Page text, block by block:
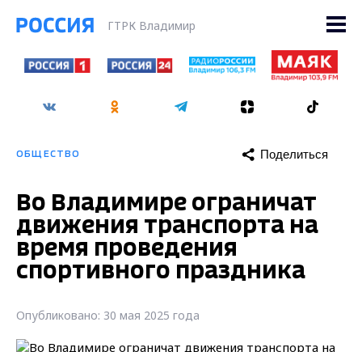
ГТРК Владимир
ОБЩЕСТВО Поделиться
Во Владимире ограничат
движения транспорта на
время проведения
спортивного праздника
Опубликовано: 30 мая 2025 года